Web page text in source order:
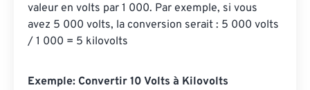
valeur en volts par 1 000. Par exemple, si vous
avez 5 000 volts, la conversion serait : 5 000 volts
/ 1 000 = 5 kilovolts
Exemple: Convertir 10 Volts à Kilovolts